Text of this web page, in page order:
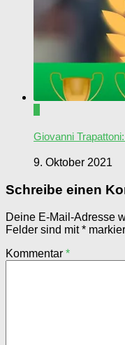
Giovanni
9. Oktober 2021
Schreibe einen
Deine E-Mail-Adresse
Felder sind mit*
Kommentar *